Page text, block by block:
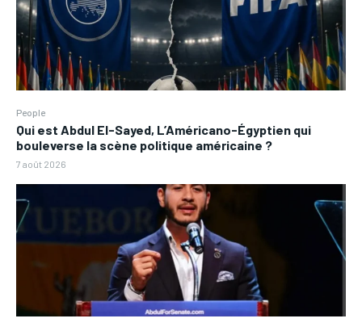
People
Qui est Abdul El-Sayed, L’Américano-Égyptien qui
bouleverse la scène politique américaine ?
7 août 2026